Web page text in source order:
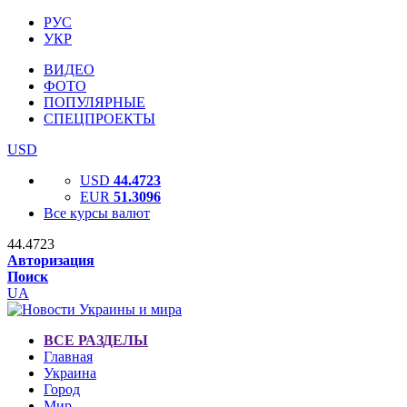
РУС
УКР
ВИДЕО
ФОТО
ПОПУЛЯРНЫЕ
СПЕЦПРОЕКТЫ
USD
USD 44.4723
EUR 51.3096
Все курсы валют
44.4723
Авторизация
Поиск
UA
ВСЕ РАЗДЕЛЫ
Главная
Украина
Город